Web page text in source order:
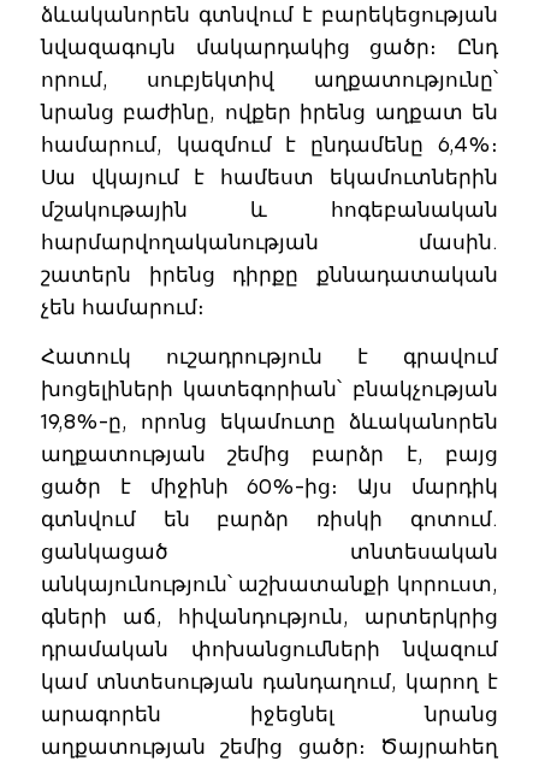
ձևականորեն գտնվում է բարեկեցության
նվազագույն մակարդակից ցածր։ Ընդ
որում, սուբյեկտիվ աղքատությունը՝
նրանց բաժինը, ովքեր իրենց աղքատ են
համարում, կազմում է ընդամենը 6,4%։
Սա վկայում է համեստ եկամուտներին
մշակութային և հոգեբանական
հարմարվողականության մասին.
շատերն իրենց դիրքը քննադատական
չեն համարում։
Հատուկ ուշադրություն է գրավում
խոցելիների կատեգորիան՝ բնակչության
19,8%-ը, որոնց եկամուտը ձևականորեն
աղքատության շեմից բարձր է, բայց
ցածր է միջինի 60%-ից։ Այս մարդիկ
գտնվում են բարձր ռիսկի գոտում.
ցանկացած տնտեսական
անկայունություն՝ աշխատանքի կորուստ,
գների աճ, հիվանդություն, արտերկրից
դրամական փոխանցումների նվազում
կամ տնտեսության դանդաղում, կարող է
արագորեն իջեցնել նրանց
աղքատության շեմից ցածր։ Ծայրահեղ